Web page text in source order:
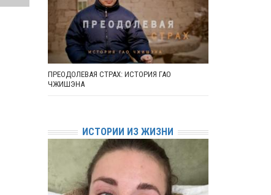
ПРЕОДОЛЕВАЯ СТРАХ: ИСТОРИЯ ГАО
ЧЖИШЭНА
ИСТОРИИ ИЗ ЖИЗНИ